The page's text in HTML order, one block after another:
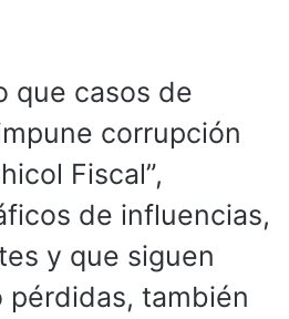
que casos de
corrupción
Fiscal”,
de influencias,
y que siguen
pérdidas, también